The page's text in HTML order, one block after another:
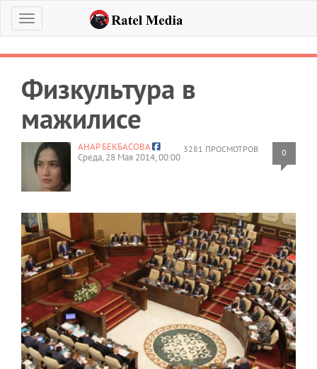
Меню
Физкультура в
мажилисе
3281 ПРОСМОТРОВ 0
АНАР БЕКБАСОВА
Среда, 28 Мая 2014, 00:00